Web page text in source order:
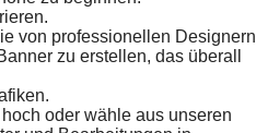
von professionellen Designern
zu erstellen, das überall
oder wähle aus unseren